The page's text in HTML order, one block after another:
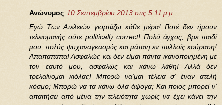
Ανώνυμος 10 Σεπτεμβρίου 2013 στις 5:11 μ.μ.
Εγώ Των Ατελειών γιορτάζω κάθε μέρα! Ποτέ δεν ήμουν
τελειομανής ούτε politically correct! Πολύ άγχος, βρε παιδί
μου, πολύς ψυχαναγκασμός και μάταιη εν πολλοίς κούραση!
Απαπαπαπα! Ασφαλώς και δεν είμαι πάντα ικανοποιημένη με
τον εαυτό μου, ασφαλώς και κάνω λάθη! Αλλά δεν
τρελαίνομαι κιόλας! Μπορώ να'μαι τέλεια σ' έναν ατελή
κόσμο; Μπορώ να τα κάνω όλα άψογα; Και ποιος μπορεί ν'
απαιτήσει από μένα την τελειότητα χωρίς να έχει κάνει την